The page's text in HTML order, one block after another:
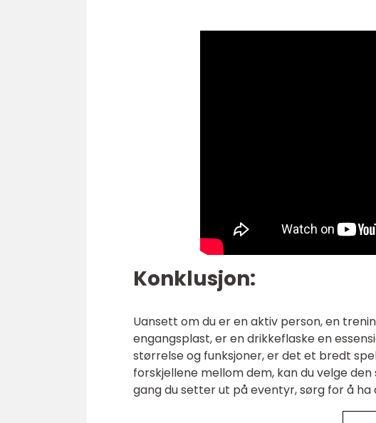
Konklusjon:
Uansett om du er en aktiv person, en
engangsplast, er en drikkeflaske en
størrelse og funksjoner, er det et bredt
forskjellene mellom dem, kan du velge
gang du setter ut på eventyr, sørg for å